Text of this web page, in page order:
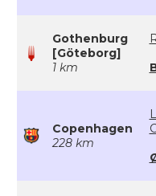
Gothenburg
[Göteborg]
1 km
Copenhagen
228 km